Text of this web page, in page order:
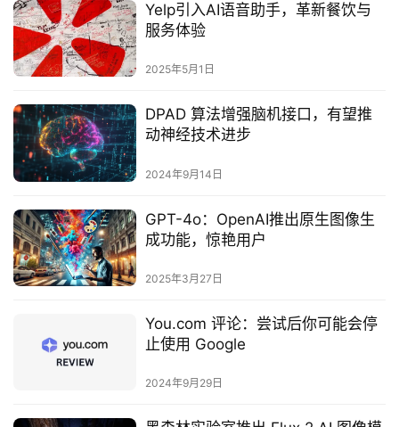
Yelp引入AI语音助手，革新餐饮与
服务体验
2025年5月1日
DPAD 算法增强脑机接口，有望推
动神经技术进步
2024年9月14日
GPT-4o：OpenAI推出原生图像生
成功能，惊艳用户
2025年3月27日
You.com 评论：尝试后你可能会停
止使用 Google
2024年9月29日